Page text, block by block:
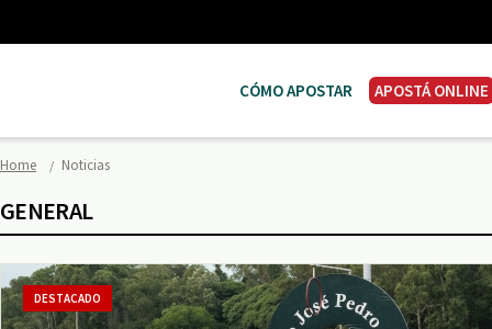
CÓMO APOSTAR APOSTÁ ONLINE
Home Noticias
GENERAL
DESTACADO